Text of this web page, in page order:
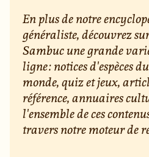
En plus de notre
généraliste, découvrez
Sambuc une grande
ligne : notices d'espèces
monde, quiz et jeux,
référence, annuaires
l'ensemble de ces
travers notre moteur de